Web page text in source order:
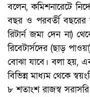
বলেন, কমিশনারেটে
বছর ও পরবর্তী বছরের
রিটার্ন জমা দেন না)
রিবেটার্সদের (ছাড়
বোঝা যাবে। বলা হয়,
বিভিন্ন মাধ্যম থেকে
৮ শতাংশ রাজস্ব